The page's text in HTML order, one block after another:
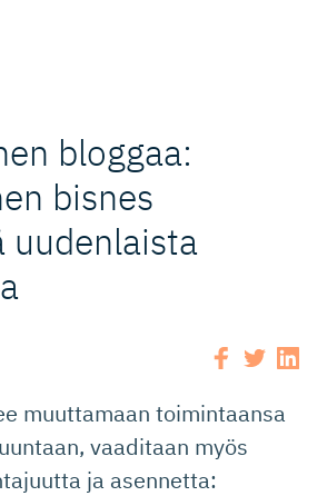
bloggaa:
bisnes
uudenlaista
muuttamaan toimintaansa
vaaditaan myös
ja asennetta: